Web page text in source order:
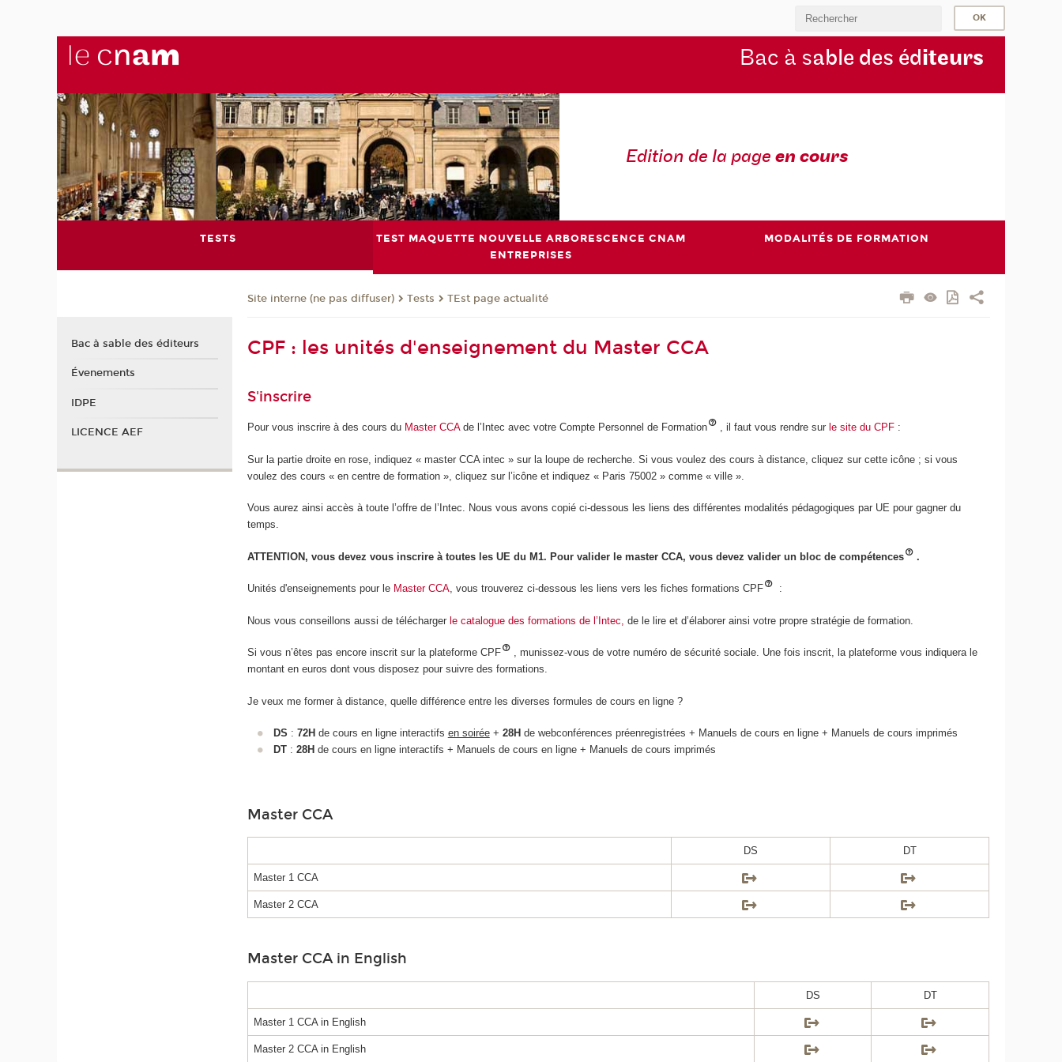
Bac à sable des éditeurs
Edition de la page en cours
TESTS
TEST MAQUETTE NOUVELLE ARBORESCENCE CNAM
ENTREPRISES
MODALITÉS DE FORMATION
Site interne (ne pas diffuser) Tests TEst page actualité
CPF : les unités d'enseignement du Master CCA
S'inscrire
Pour vous inscrire à des cours du Master CCAde l’Intec avec votre Compte Personnel de Formation , il faut vous rendre sur le site du CPF :
Sur la partie droite en rose, indiquez « master CCA intec » sur la loupe de recherche. Si vous voulez des cours à distance, cliquez sur cette icône ; si vous
voulez des cours « en centre de formation », cliquez sur l’icône et indiquez « Paris 75002 » comme « ville ».
Vous aurez ainsi accès à toute l’offre de l’Intec. Nous vous avons copié ci-dessous les liens des différentes modalités pédagogiques par UE pour gagner du
temps.
ATTENTION, vous devez vous inscrire à toutes les UE du M1. Pour valider le master CCA, vous devez valider un bloc de compétences .
Unités d'enseignements pour le Master CCA, vous trouverez ci-dessous les liens vers les fiches formations CPF :
Nous vous conseillons aussi de télécharger le catalogue des formations de l’Intec, de le lire et d’élaborer ainsi votre propre stratégie de formation.
Si vous n’êtes pas encore inscrit sur la plateforme CPF
, munissez-vous de votre numéro de sécurité sociale. Une fois inscrit, la plateforme vous indiquera le
montant en euros dont vous disposez pour suivre des formations.
Je veux me former à distance, quelle différence entre les diverses formules de cours en ligne ?
DS : 72H de cours en ligne interactifs en soirée+ 28H de webconférences préenregistrées + Manuels de cours en ligne + Manuels de cours imprimés
DT : 28H de cours en ligne interactifs + Manuels de cours en ligne + Manuels de cours imprimés
Master CCA
DS DT
Master 1 CCA
Master 2 CCA
Master CCA in English
DS DT
Master 1 CCA in English
Master 2 CCA in English
Bac à sable des éditeurs
Évenements
IDPE
LICENCE AEF